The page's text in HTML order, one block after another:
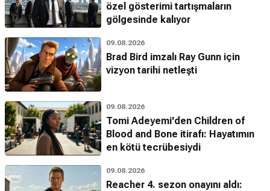
özel gösterimi tartışmaların
gölgesinde kalıyor
09.08.2026
Brad Bird imzalı Ray Gunn için
vizyon tarihi netleşti
09.08.2026
Tomi Adeyemi'den Children of
Blood and Bone itirafı: Hayatımın
en kötü tecrübesiydi
09.08.2026
Reacher 4. sezon onayını aldı: